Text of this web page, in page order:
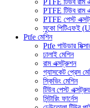
PTFE টিউব রাম
PTFE টিউব রাম
PTFE পেস্ট
সুকো পিটিএফই
Ptfe মেশিন
Ptfe পাউডার
ঢালাই মেশিন
রাম এক্সট্রুশন
গ্যাসকেট প্রেস
স্কিভিং মেশিন
টিউব পেস্ট
সিন্টারিং ফার্নেস